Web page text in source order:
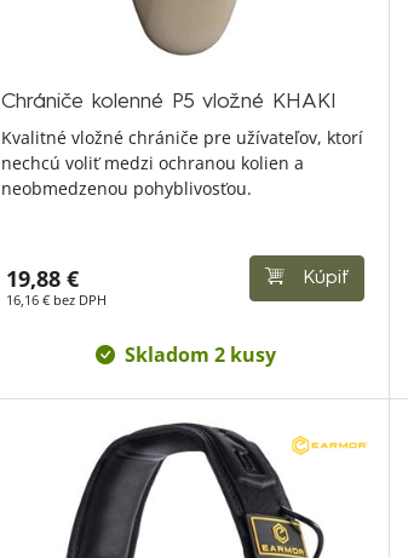
Chrániče kolenné P5 vložné KHAKI
Kvalitné vložné chrániče pre užívateľov, ktorí
nechcú voliť medzi ochranou kolien a
neobmedzenou pohyblivosťou.
19,88 €
16,16 € bez DPH
Kúpiť
Skladom 2 kusy